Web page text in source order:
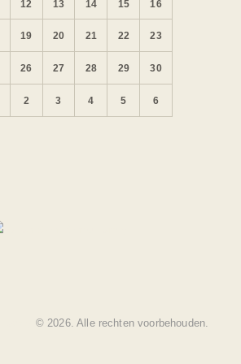
12 13 14 15 16
19 20 21 22 23
26 27 28 29 30
2 3 4 5 6
© 2026. Alle rechten voorbehouden.